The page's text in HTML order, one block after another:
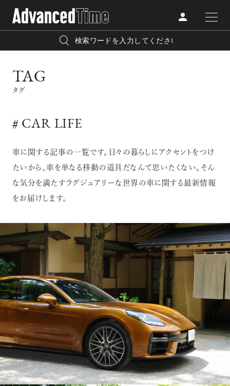
CATEGORY
FASHION
BEAUTY
TRAVEL
LIFESTYLE
AdvancedClub
な大人達におくる、スペシャルイシュー満載のメディア。
高感度なファッション、カルチャーに溺愛、未知の幅広い
教養を求め、今までの人生で積んだ経験、知見を余裕をも
「AdvancedClub」会員組織を設けました。
「AdvancedClub」会員に登録すると、プレゼント応募情報
の一覧、プレミアムな会員限定イベント、ブランドのエクス
クルーシブアイテムの紹介など、特別なコンテンツ情報を
メールマガジンでお届け致します。更に『AdvancedTime』
のタブロイドマガジンのご案内もあり、送付手数料のみを
ご負担いただくことでお手元で『AdvancedTime』をお楽し
みいただけます。
登録は無料です。
人気の検索キーワード
リゾート
美白 アイメイク
TAG
タグ
# CAR LIFE
車に関する記事の一覧です。日々の暮らしにアクセントをつけ
たいから、車を単なる移動の道具だなんて思いたくない。そん
な気分を満たすラグジュアリーな世界の車に関する最新情報
をお届けします。